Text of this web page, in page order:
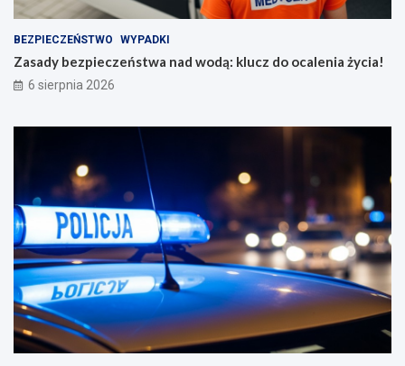
BEZPIECZEŃSTWO WYPADKI
Zasady bezpieczeństwa nad wodą: klucz do ocalenia życia!
6 sierpnia 2026